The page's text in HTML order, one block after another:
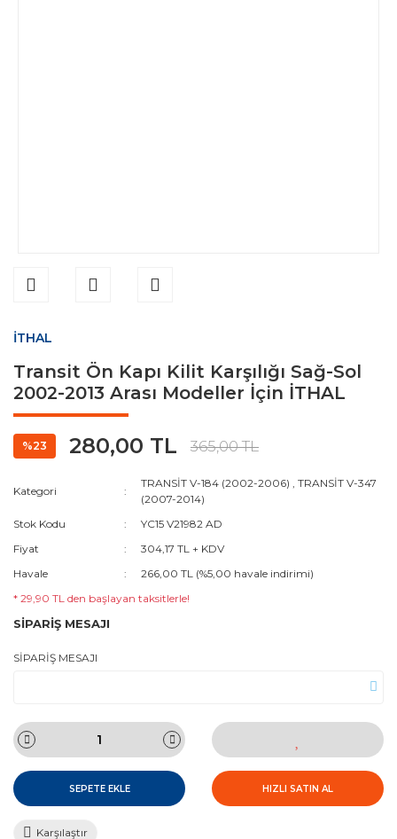
İTHAL
Transit Ön Kapı Kilit Karşılığı Sağ-Sol
2002-2013 Arası Modeller İçin İTHAL
%23 280,00 TL 365,00 TL
Kategori
TRANSİT V-184 (2002-2006) ,TRANSİT V-347
(2007-2014)
Stok Kodu
YC15 V21982 AD
Fiyat
304,17 TL + KDV
Havale
266,00 TL (%5,00 havale indirimi)
* 29,90 TL den başlayan taksitlerle!
SİPARİŞ MESAJI
SİPARİŞ MESAJI
SEPETE EKLE HIZLI SATIN AL
Karşılaştır